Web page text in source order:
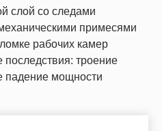
слой со следами
примесями
рабочих камер
троение
падение мощности